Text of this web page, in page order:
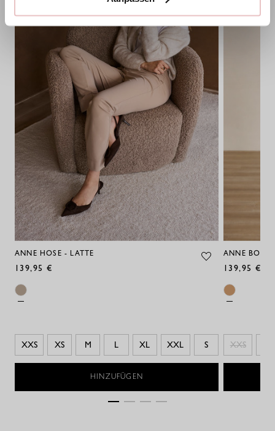
ANNE HOSE - LATTE
139,95 €
XXS XS M L XL XXL S
HINZUFÜGEN
ANNE
139,95 €
XXS